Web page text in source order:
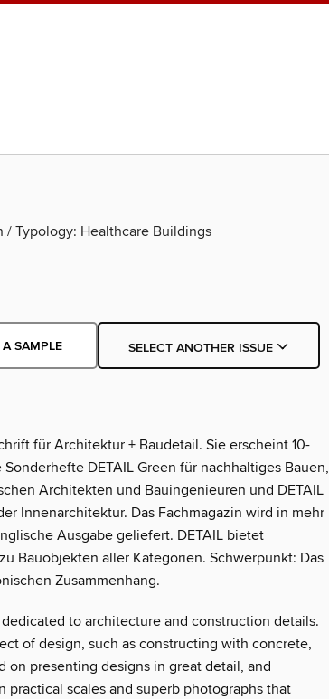
Typology: Healthcare Buildings
A SAMPLE SELECT ANOTHER ISSUE
für Architektur + Baudetail. Sie erscheint 10-
DETAIL Green für nachhaltiges Bauen,
Architekten und Bauingenieuren und DETAIL
Innenarchitektur. Das Fachmagazin wird in mehr
Ausgabe geliefert. DETAIL bietet
Bauobjekten aller Kategorien. Schwerpunkt: Das
Zusammenhang.
to architecture and construction details.
of design, such as constructing with concrete,
on presenting designs in great detail, and
scales and superb photographs that